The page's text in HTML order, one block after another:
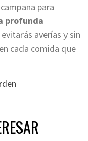
para
profunda
averías y sin
cada comida que